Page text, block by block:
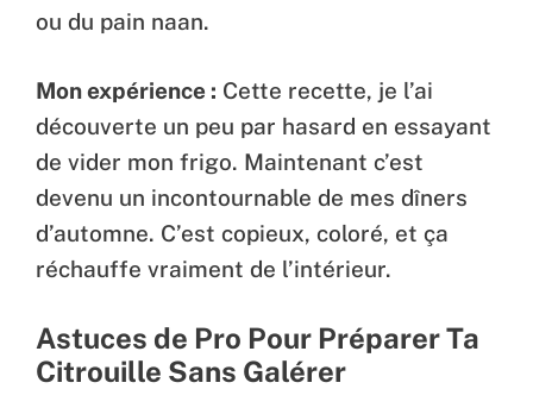
ou du pain naan.
Mon expérience : Cette recette, je l’ai
découverte un peu par hasard en essayant
de vider mon frigo. Maintenant c’est
devenu un incontournable de mes dîners
d’automne. C’est copieux, coloré, et ça
réchauffe vraiment de l’intérieur.
Astuces de Pro Pour Préparer Ta
Citrouille Sans Galérer